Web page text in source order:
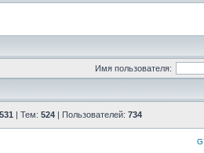
Имя пользователя:
| Тем: 524 | Пользователей: 734